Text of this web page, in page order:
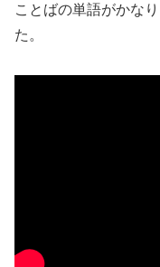
ことばの単語がかな
た。